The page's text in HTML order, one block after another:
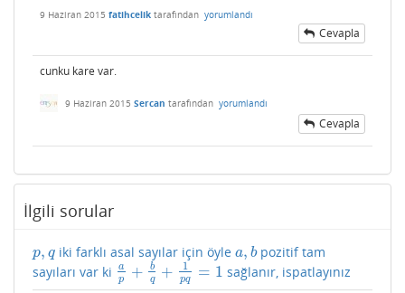
9 Haziran 2015 fatihcelik tarafından yorumlandı
Cevapla
cunku kare var.
9 Haziran 2015 Sercan tarafından yorumlandı
Cevapla
İlgili sorular
p, q
p,q iki farklı asal sayılar için öylea, b
a,b pozitif tam
sayıları var ki
a
p
+
b
q
+ 1
pq = 1
ap +b q+ 1p q= 1 sağlanır, ispatlayınız